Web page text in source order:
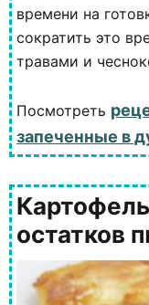
времени на
сократить это
травами и
Посмотреть
запеченные в
остатков